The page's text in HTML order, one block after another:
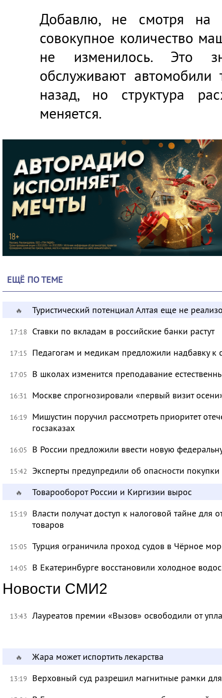
Добавлю, не смотря на
совокупное количество
не изменилось. Это
обслуживают
назад, но структура
меняется.
ЕЩЁ ПО ТЕМЕ
🔥 Туристический потенциал Алтая еще не
17:18 Ставки по вкладам в российские банки растут
17:15 Педагогам и медикам предложили надбавку к
17:05 В школах изменится преподавание
16:31 Москве спрогнозировали «первый визит
16:19
Мишустин поручил рассмотреть приоритет
госзаказах
16:05 В России предложили ввести новую
15:42 Эксперты предупредили об опасности
🔥 Товарооборот России и Киргизии вырос
15:19
Власти получат доступ к налоговой тайне для
товаров
15:05 Турция ограничила проход судов в Чёрное
14:05 В Екатеринбурге восстановили холодное
Новости СМИ2
13:43 Лауреатов премии «Вызов» освободили от
🔥 Жара может испортить лекарства
13:19 Верховный суд разрешил магнитные рамки